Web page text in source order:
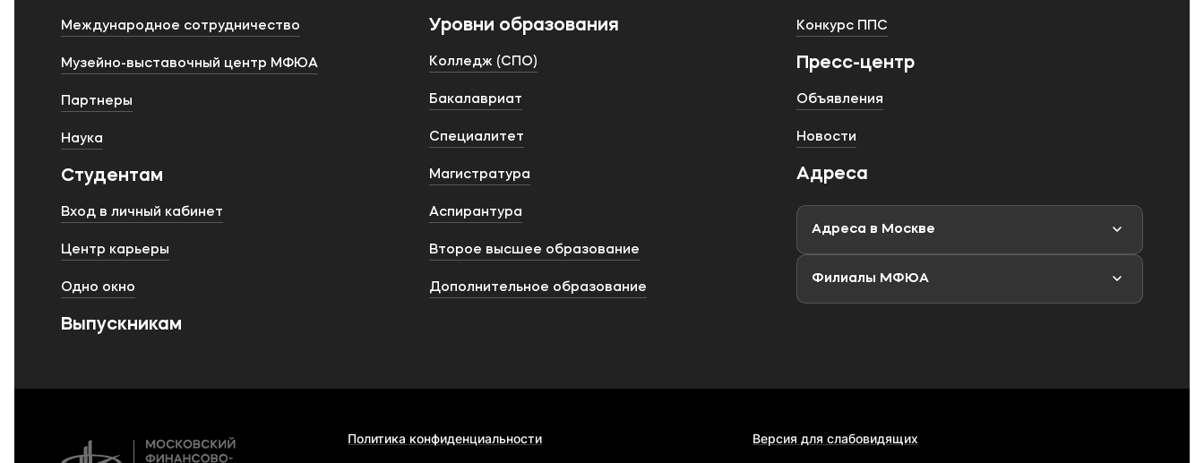
Международное сотрудничество
Музейно-выставочный центр МФЮА
Партнеры
Наука
Студентам
Вход в личный кабинет
Центр карьеры
Одно окно
Выпускникам
Уровни образования
Колледж (СПО)
Бакалавриат
Специалитет
Магистратура
Аспирантура
Второе высшее образование
Дополнительное образование
Конкурс ППС
Пресс-центр
Объявления
Новости
Адреса
Адреса в Москве
Филиалы МФЮА
Политика конфиденциальности Версия для слабовидящих